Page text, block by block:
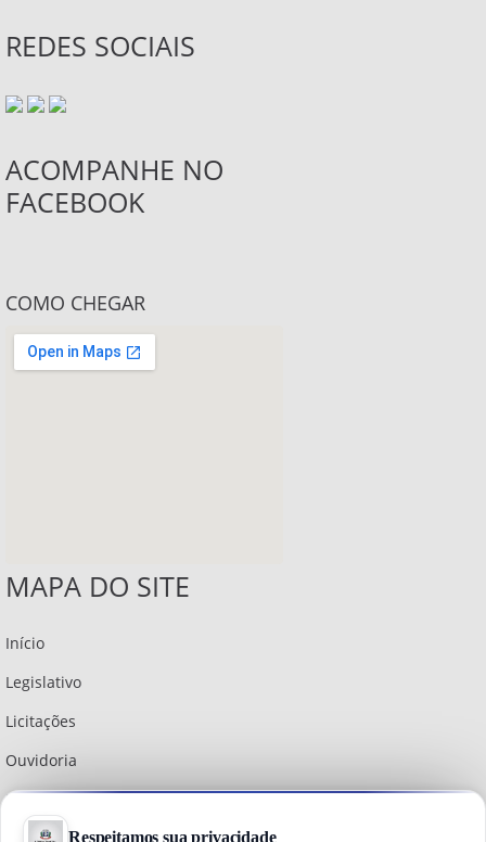
REDES SOCIAIS
ACOMPANHE NO
FACEBOOK
COMO CHEGAR
MAPA DO SITE
Início
Legislativo
Licitações
Ouvidoria
Institucional
Política do Site